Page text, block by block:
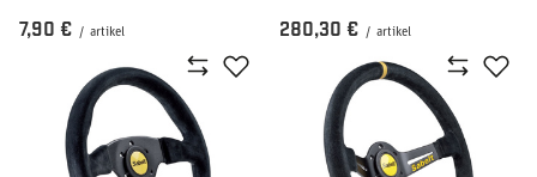
7,90 € / artikel 280,30 € / artikel